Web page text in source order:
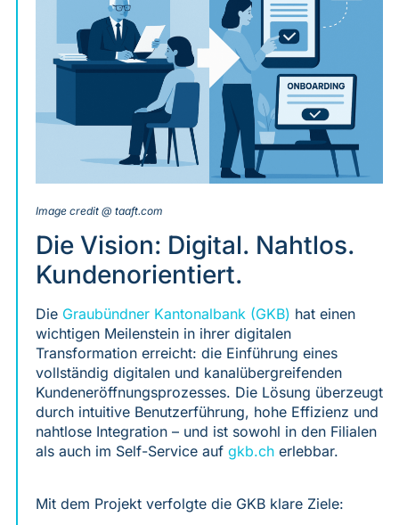
Image credit @ taaft.com
Die Vision: Digital. Nahtlos.
Kundenorientiert.
Die Graubündner Kantonalbank (GKB) hat einen
wichtigen Meilenstein in ihrer digitalen
Transformation erreicht: die Einführung eines
vollständig digitalen und kanalübergreifenden
Kundeneröffnungsprozesses. Die Lösung überzeugt
durch intuitive Benutzerführung, hohe Effizienz und
nahtlose Integration – und ist sowohl in den Filialen
als auch im Self-Service auf gkb.cherlebbar.
Mit dem Projekt verfolgte die GKB klare Ziele: